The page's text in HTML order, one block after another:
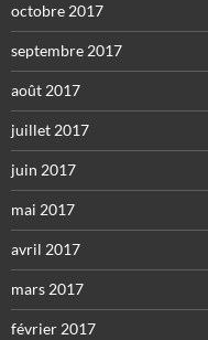
octobre 2017
septembre 2017
août 2017
juillet 2017
juin 2017
mai 2017
avril 2017
mars 2017
février 2017